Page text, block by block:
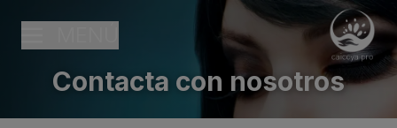
Contacta con nosotros